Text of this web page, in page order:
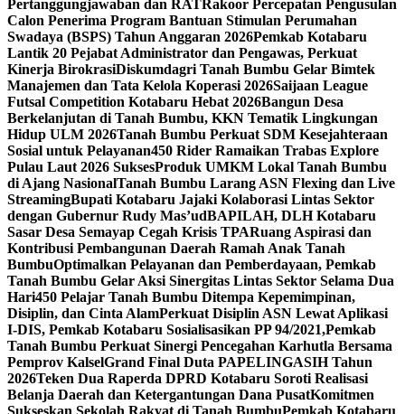
Pertanggungjawaban dan RATRakoor Percepatan Pengusulan
Calon Penerima Program Bantuan Stimulan Perumahan
Swadaya (BSPS) Tahun Anggaran 2026Pemkab Kotabaru
Lantik 20 Pejabat Administrator dan Pengawas, Perkuat
Kinerja BirokrasiDiskumdagri Tanah Bumbu Gelar Bimtek
Manajemen dan Tata Kelola Koperasi 2026Saijaan League
Futsal Competition Kotabaru Hebat 2026Bangun Desa
Berkelanjutan di Tanah Bumbu, KKN Tematik Lingkungan
Hidup ULM 2026Tanah Bumbu Perkuat SDM Kesejahteraan
Sosial untuk Pelayanan450 Rider Ramaikan Trabas Explore
Pulau Laut 2026 SuksesProduk UMKM Lokal Tanah Bumbu
di Ajang NasionalTanah Bumbu Larang ASN Flexing dan Live
StreamingBupati Kotabaru Jajaki Kolaborasi Lintas Sektor
dengan Gubernur Rudy Mas’udBAPILAH, DLH Kotabaru
Sasar Desa Semayap Cegah Krisis TPARuang Aspirasi dan
Kontribusi Pembangunan Daerah Ramah Anak Tanah
BumbuOptimalkan Pelayanan dan Pemberdayaan, Pemkab
Tanah Bumbu Gelar Aksi Sinergitas Lintas Sektor Selama Dua
Hari450 Pelajar Tanah Bumbu Ditempa Kepemimpinan,
Disiplin, dan Cinta AlamPerkuat Disiplin ASN Lewat Aplikasi
I-DIS, Pemkab Kotabaru Sosialisasikan PP 94/2021,Pemkab
Tanah Bumbu Perkuat Sinergi Pencegahan Karhutla Bersama
Pemprov KalselGrand Final Duta PAPELINGASIH Tahun
2026Teken Dua Raperda DPRD Kotabaru Soroti Realisasi
Belanja Daerah dan Ketergantungan Dana PusatKomitmen
Sukseskan Sekolah Rakyat di Tanah BumbuPemkab Kotabaru